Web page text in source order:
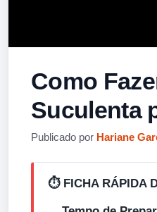
Como
Suculenta
Publicado por Hariane
⏱️ FICHA RÁPIDA